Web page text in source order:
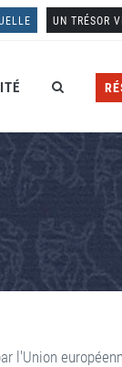
UN TRÉSOR
l'Union